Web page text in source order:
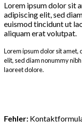
Lorem ipsum dolor sit
adipiscing elit, sed
euismod tincidunt ut
aliquam erat volutpat.
Lorem ipsum dolor sit amet,
elit, sed diam nonummy
laoreet dolore.
Fehler: